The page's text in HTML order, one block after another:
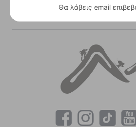
Θα λάβεις email
Contact Information